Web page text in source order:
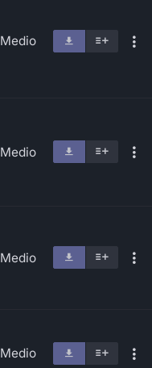
Medio
Medio
Medio
Medio